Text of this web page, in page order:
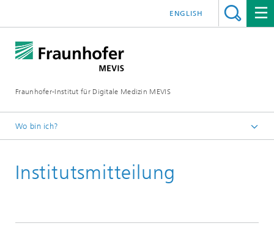
Fraunhofer-Institut für Digitale Medizin MEVIS
ENGLISH
Wo bin ich?
News & Media
Institutsmitteilung